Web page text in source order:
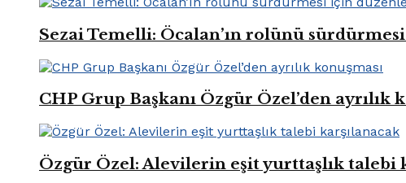
Sezai Temelli: Öcalan’ın rolünü
CHP Grup Başkanı Özgür Özel’den ayrılık
Özgür Özel: Alevilerin eşit yurttaşlık talebi